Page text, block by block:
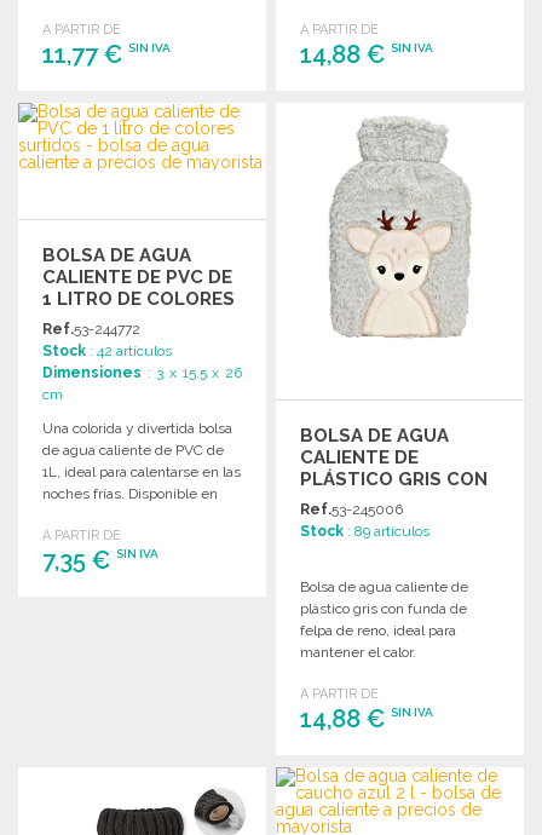
A PARTIR DE
11,77 € SIN IVA
PEDIR
Solicitar un presupuesto
A PARTIR DE
14,88 €SIN IVA
Solicitar un presupuesto
BOLSA DE AGUA
CALIENTE DE PVC DE
1 LITRO DE COLORES
SURTIDOS A PRECIOS
DE MAYORISTA
Ref.53-244772
Stock : 42 artículos
Dimensiones : 3 x 15.5 x 26
cm
Una colorida y divertida bolsa
de agua caliente de PVC de
1L, ideal para calentarse en las
noches frías. Disponible en
A PARTIR DE
7,35 € SIN IVA
BOLSA DE AGUA
CALIENTE DE
PLÁSTICO GRIS CON
PELUCHE DE RENO A
PRECIOS DE
MAYORISTA
Ref.53-245006
Stock : 89 artículos
Bolsa de agua caliente de
plástico gris con funda de
felpa de reno, ideal para
mantener el calor.
envasada en PolyBAG.
A PARTIR DE
14,88 €SIN IVA
PEDIR
Solicitar un presupuesto